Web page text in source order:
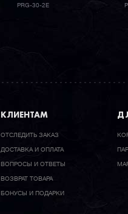
PRG-30-2E
КЛИЕНТАМ
ОТСЛЕДИТЬ ЗАКАЗ
ДОСТАВКА И ОПЛАТА
ВОПРОСЫ И ОТВЕТЫ
ВОЗВРАТ ТОВАРА
БОНУСЫ И ПОДАРКИ